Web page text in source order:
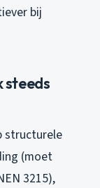
bij
steeds
structurele
(moet
3215),